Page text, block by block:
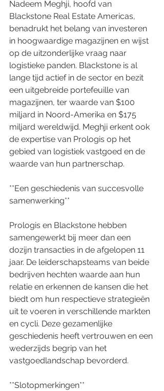
Nadeem Meghji, hoofd van
Blackstone Real Estate Americas,
benadrukt het belang van investeren
in hoogwaardige magazijnen en wijst
op de uitzonderlijke vraag naar
logistieke panden. Blackstone is al
lange tijd actief in de sector en bezit
een uitgebreide portefeuille van
magazijnen, ter waarde van $100
miljard in Noord-Amerika en $175
miljard wereldwijd. Meghji erkent ook
de expertise van Prologis op het
gebied van logistiek vastgoed en de
waarde van hun partnerschap.
**Een geschiedenis van succesvolle
samenwerking**
Prologis en Blackstone hebben
samengewerkt bij meer dan een
dozijn transacties in de afgelopen 11
jaar. De leiderschapsteams van beide
bedrijven hechten waarde aan hun
relatie en erkennen de kansen die het
biedt om hun respectieve strategieën
uit te voeren in verschillende markten
en cycli. Deze gezamenlijke
geschiedenis heeft vertrouwen en een
wederzijds begrip van het
vastgoedlandschap bevorderd.
**Slotopmerkingen**